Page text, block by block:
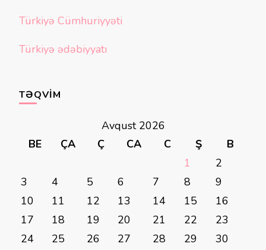
Türkiyə Cümhuriyyəti
Türkiyə ədəbiyyatı
TƏQVIM
Avqust 2026
BE
ÇA Ç CA C Ş
B
1
2
3
4 5 6 7 8
9
10
11 12 13 14 15
16
17
18 19 20 21 22
23
24
25 26 27 28 29
30